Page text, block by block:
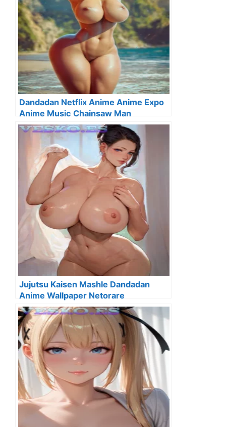
Dandadan Netflix Anime Anime Expo
Anime Music Chainsaw Man
Jujutsu Kaisen Mashle Dandadan
Anime Wallpaper Netorare